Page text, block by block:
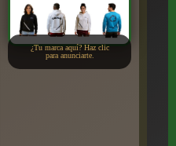
¿Tu marca aquí? Haz clic
para anunciarte.